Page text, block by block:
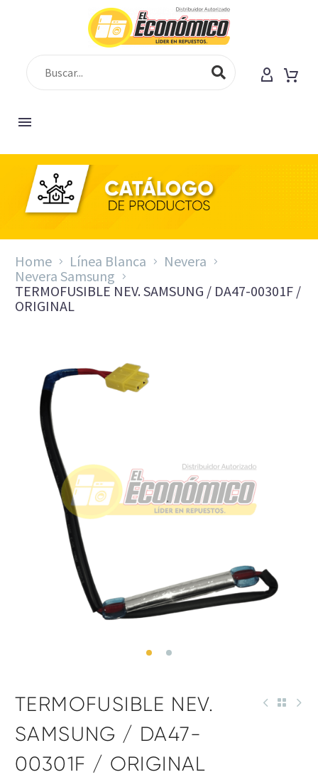
Home Línea Blanca
Nevera
Nevera Samsung
TERMOFUSIBLE NEV. SAMSUNG / DA47-00301F /
ORIGINAL
TERMOFUSIBLE NEV.
SAMSUNG / DA47-
00301F / ORIGINAL